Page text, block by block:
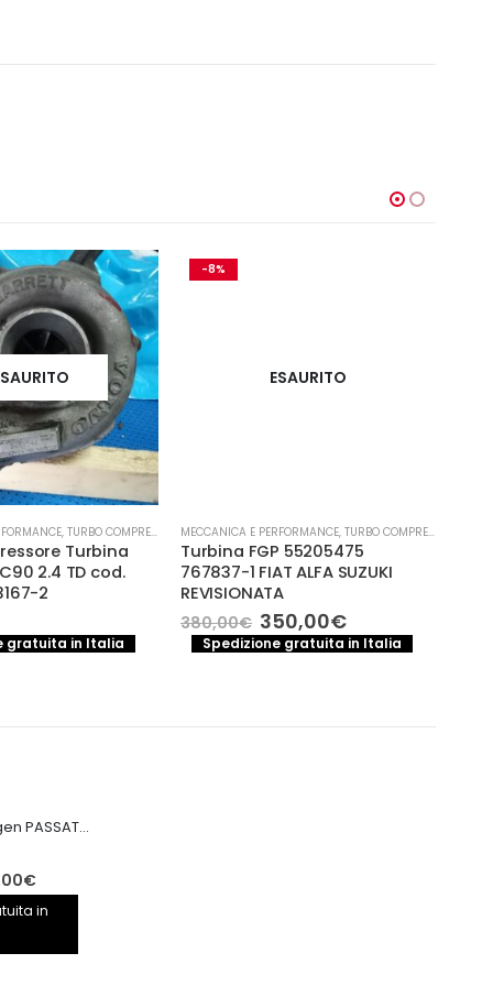
, TURBO COMPRESSORE- TURBINA
Turbina
2.4 TD cod.
2
gratuita in Italia
-8%
ESAURITO
MECCANICA E PERFORMANCE, TURBO COMPRESSORE- TURBINA
Turbina FGP 55205475
767837-1 FIAT ALFA SUZUKI
REVISIONATA
380,00€ Il
prezzo
originale
350,00€Il
prezzo
attuale
Spedizione gratuita in Italia
Motore Volkswagen PASSAT CRB CRBC 2.0TDI 150CV
€Il
prezzo
in